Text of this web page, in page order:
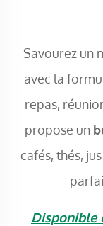
Savourez un
avec la
repas,
propose un
cafés, thés,
Disponible